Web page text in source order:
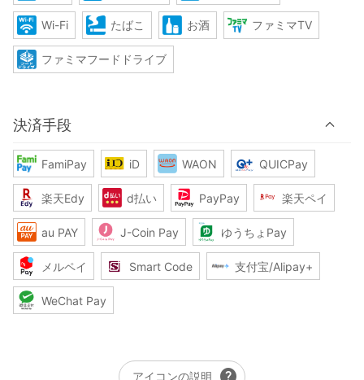
Wi-Fi たばこ お酒 ファミマTV
ファミマフードドライブ
決済手段
FamiPay iD WAON QUICPay
楽天Edy d払い PayPay 楽天ペイ
au PAY J-Coin Pay ゆうちょPay
メルペイ Smart Code 支付宝/Alipay+
WeChat Pay
アイコンの説明